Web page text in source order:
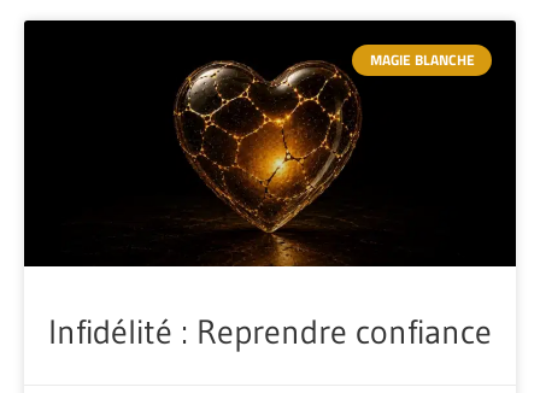
MAGIE BLANCHE
Infidélité : Reprendre confiance